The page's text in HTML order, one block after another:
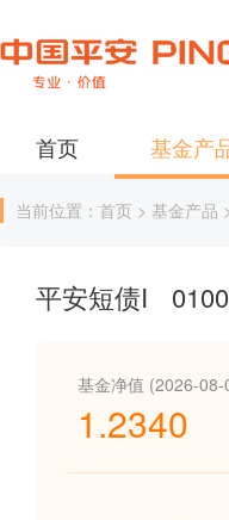
首页 基金产
当前位置：首页 > 基金产品 >
平安短债I
基金净值 (2026-08-
1.2340